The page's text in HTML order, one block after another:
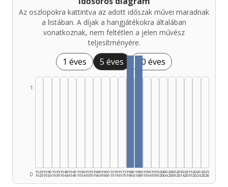
Az oszlopokra kattintva az adott időszak művei maradnak
a listában. A díjak a hangjátékokra általában
vonatkoznak, nem feltétlen a jelen művész
teljesítményére.
1 éves 5 éves 10 éves
0
1
1925
1929
1930
1934
1935
1939
1940
1944
1945
1949
1950
1954
1955
1959
1960
1964
1965
1969
1970
1974
1975
1979
1980
1984
1985
1989
1990
1994
1995
1999
2000
2004
2005
2009
2010
2014
2015
2019
2020
2024
2025
2026